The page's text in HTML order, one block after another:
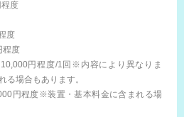
度
度
程度
円程度/1回※内容により異なりま
場合もあります。
円程度※装置・基本料金に含まれる場